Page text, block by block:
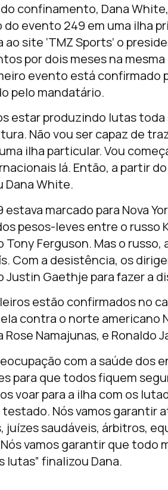
confinamento, Dana
do evento 249 em uma ilha
site ‘TMZ Sports’ o
por dois meses na
evento está confirmado
pelo mandatário.
estar produzindo lutas
Não vou ser capaz de
ilha particular. Vou
lá. Então, a partir do
Dana White.
estava marcado para Nova
pesos-leves entre o russo
Tony Ferguson. Mas o
Com a desistência, os
Justin Gaethje para fazer a
estão confirmados no
contra o norte americano
Rose Namajunas, e Ronaldo
com a saúde dos
para que todos fiquem
voar para a ilha com os
Nós vamos garantir
juízes saudáveis, árbitros,
vamos garantir que todo
lutas” finalizou Dana.